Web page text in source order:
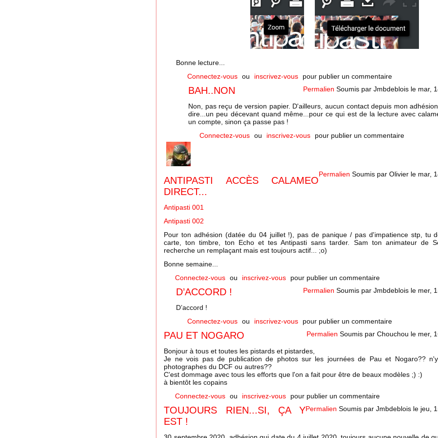
Bonne lecture...
Connectez-vous ou inscrivez-vous
pour publier un commentaire
Permalien Soumis parJmbdeblois le mar,
BAH..NON
Non, pas reçu de version papier. D'ailleurs, aucun contact depuis mon
dire...un peu décevant quand même...pour ce qui est de la lecture avec
un compte, sinon ça passe pas !
Connectez-vous ou inscrivez-vous pour publier un commentaire
Permalien Soumis parOlivier le mar,
ANTIPASTI ACCÈS CALAMEO
DIRECT...
Antipasti 001
Antipasti 002
Pour ton adhésion (datée du 04 juillet !), pas de panique / pas d'impatience stp, tu
carte, ton timbre, ton Echo et tes Antipasti sans tarder. Sam ton animateur de
recherche un remplaçant mais est toujours actif... ;o)
Bonne semaine...
Connectez-vous ou inscrivez-vous
pour publier un commentaire
Permalien Soumis parJmbdeblois le mer,
D’ACCORD !
D’accord !
Connectez-vous ou inscrivez-vous
pour publier un commentaire
Permalien Soumis parChouchou le mer,
PAU ET NOGARO
Bonjour à tous et toutes les pistards et pistardes,
Je ne vois pas de publication de photos sur les journées de Pau et Nogaro??
photographes du DCF ou autres??
C'est dommage avec tous les efforts que l'on a fait pour être de beaux modèles ;) :)
à bientôt les copains
Connectez-vous ou inscrivez-vous
pour publier un commentaire
Permalien Soumis parJmbdeblois le jeu,
TOUJOURS RIEN...SI, ÇA Y
EST !